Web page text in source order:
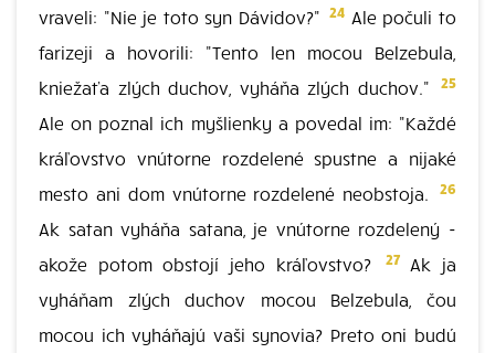
vraveli: "Nie je toto syn Dávidov?" 24 Ale počuli to
farizeji a hovorili: "Tento len mocou Belzebula,
kniežaťa zlých duchov, vyháňa zlých duchov."
25
Ale on poznal ich myšlienky a povedal im: "Každé
kráľovstvo vnútorne rozdelené spustne a nijaké
mesto ani dom vnútorne rozdelené neobstoja.
26
Ak satan vyháňa satana, je vnútorne rozdelený -
akože potom obstojí jeho kráľovstvo?
27Ak ja
vyháňam zlých duchov mocou Belzebula, čou
mocou ich vyháňajú vaši synovia? Preto oni budú